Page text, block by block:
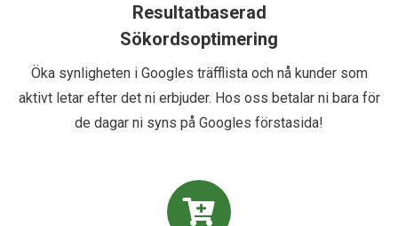
Resultatbaserad
Sökordsoptimering
Öka synligheten i Googles träfflista och nå kunder som
aktivt letar efter det ni erbjuder. Hos oss betalar ni bara för
de dagar ni syns på Googles förstasida!